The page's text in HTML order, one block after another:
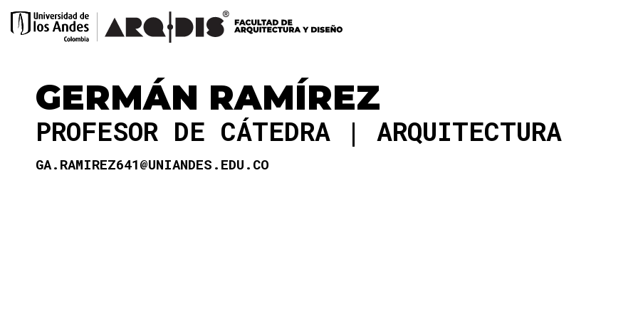
GERMÁN RAMÍREZ
PROFESOR DE CÁTEDRA ARQUITECTURA
GA.RAMIREZ641@UNIANDES.EDU.CO